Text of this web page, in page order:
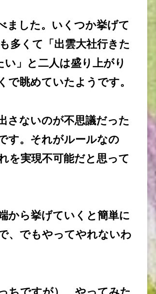
ました。いくつか挙げて
多くて「出雲大社行きた
」と二人は盛り上がり
で眺めていたようです。
さないのが不思議だった
す。それがルールなの
を実現不可能だと思って
から挙げていくと簡単に
、でもやってやれないわ